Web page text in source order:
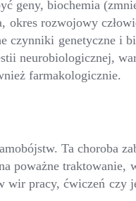
geny, biochemia
okres rozwojowy
czynniki genetyczne i
neurobiologicznej,
farmakologicznie.
Ta
poważne
pracy, ćwiczeń czy